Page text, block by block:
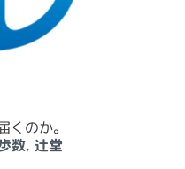
のか。
数, 辻堂